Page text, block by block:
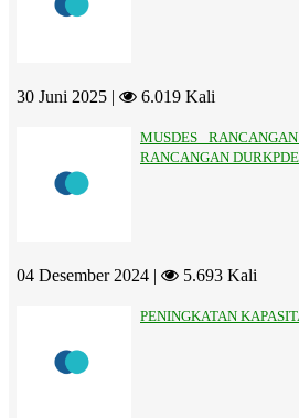
30 Juni 2025 | 6.019 Kali
MUSDES
RANCANGAN
04 Desember 2024 | 5.693 Kali
PENINGKATAN